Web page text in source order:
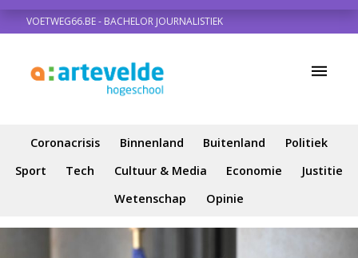
VOETWEG66.BE - BACHELOR JOURNALISTIEK
Coronacrisis Binnenland Buitenland
Politiek
Sport
Tech Cultuur & Media Economie
Justitie
Wetenschap
Opinie